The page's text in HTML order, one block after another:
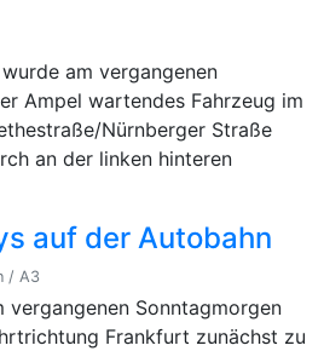
am vergangenen
Ampel wartendes Fahrzeug im
Nürnberger Straße
an der linken hinteren
auf der Autobahn
/ A3
vergangenen Sonntagmorgen
Frankfurt zunächst zu